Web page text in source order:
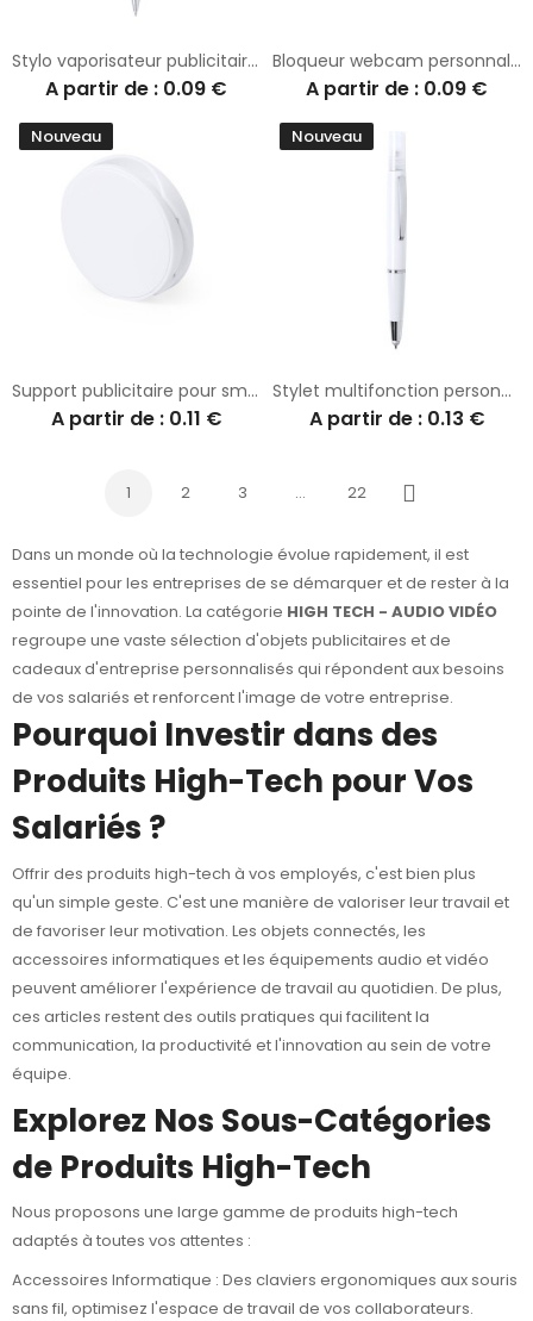
Stylo vaporisateur publicitaire Tromix
A partir de : 0.09 €
Bloqueur webcam personnalisé de protection vie privée Nambus
A partir de : 0.09 €
Nouveau
Support publicitaire pour smartphone Hunabik
A partir de : 0.11 €
Nouveau
Stylet multifonction personnalisé antibactérien Yak
A partir de : 0.13 €
1 2 3 … 22
Suivant
Dans un monde où la technologie évolue rapidement, il est
essentiel pour les entreprises de se démarquer et de rester à la
pointe de l'innovation. La catégorie HIGH TECH - AUDIO VIDÉO
regroupe une vaste sélection d'objets publicitaires et de
cadeaux d'entreprise personnalisés qui répondent aux besoins
de vos salariés et renforcent l'image de votre entreprise.
Pourquoi Investir dans des
Produits High-Tech pour Vos
Salariés ?
Offrir des produits high-tech à vos employés, c'est bien plus
qu'un simple geste. C'est une manière de valoriser leur travail et
de favoriser leur motivation. Les objets connectés, les
accessoires informatiques et les équipements audio et vidéo
peuvent améliorer l'expérience de travail au quotidien. De plus,
ces articles restent des outils pratiques qui facilitent la
communication, la productivité et l'innovation au sein de votre
équipe.
Explorez Nos Sous-Catégories
de Produits High-Tech
Nous proposons une large gamme de produits high-tech
adaptés à toutes vos attentes :
Accessoires Informatique : Des claviers ergonomiques aux souris
sans fil, optimisez l'espace de travail de vos collaborateurs.